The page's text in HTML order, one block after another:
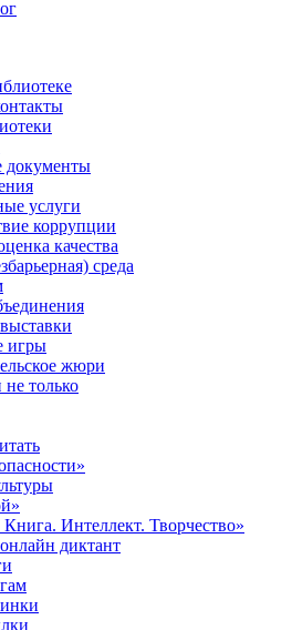
услуги
коррупции
качества
среда
игры
жюри
только
Интеллект. Творчество»
диктант